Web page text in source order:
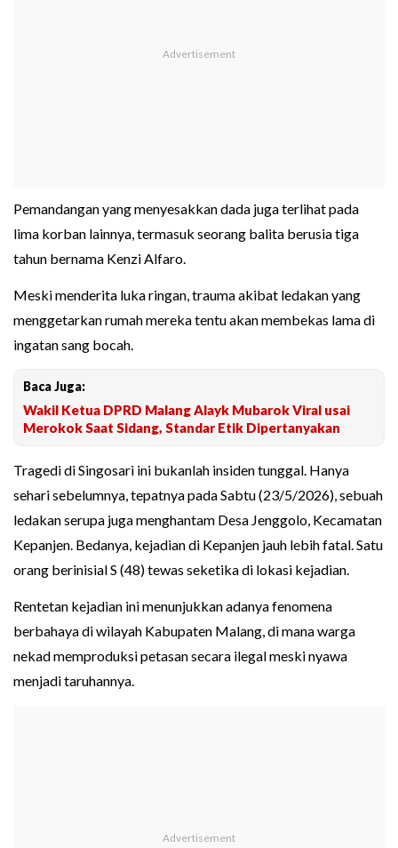
Pemandangan yang menyesakkan dada juga terlihat pada
lima korban lainnya, termasuk seorang balita berusia tiga
tahun bernama Kenzi Alfaro.
Meski menderita luka ringan, trauma akibat ledakan yang
menggetarkan rumah mereka tentu akan membekas lama di
ingatan sang bocah.
Baca Juga:
Wakil Ketua DPRD Malang Alayk Mubarok Viral usai
Merokok Saat Sidang, Standar Etik Dipertanyakan
Tragedi di Singosari ini bukanlah insiden tunggal. Hanya
sehari sebelumnya, tepatnya pada Sabtu (23/5/2026), sebuah
ledakan serupa juga menghantam Desa Jenggolo, Kecamatan
Kepanjen. Bedanya, kejadian di Kepanjen jauh lebih fatal. Satu
orang berinisial S (48) tewas seketika di lokasi kejadian.
Rentetan kejadian ini menunjukkan adanya fenomena
berbahaya di wilayah Kabupaten Malang, di mana warga
nekad memproduksi petasan secara ilegal meski nyawa
menjadi taruhannya.